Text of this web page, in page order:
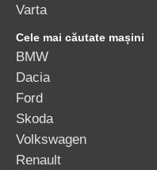
Varta
Cele mai căutate mașini
BMW
Dacia
Ford
Skoda
Volkswagen
Renault